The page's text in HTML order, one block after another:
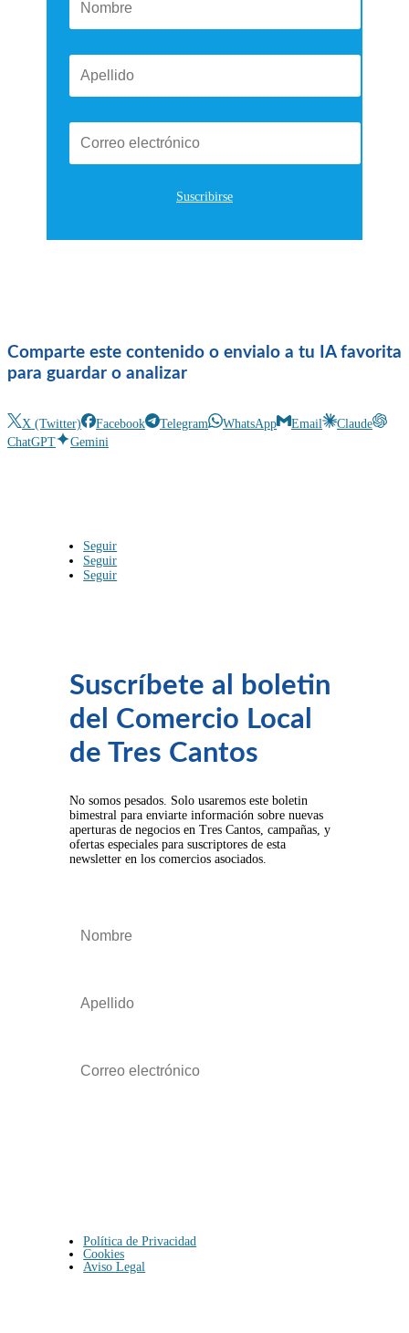
Suscribirse
Comparte este contenido o envialo a tu IA favorita
para guardar o analizar
X (Twitter) Facebook Telegram WhatsApp Email
Claude
ChatGPT
Gemini
Seguir
Seguir
Seguir
Suscríbete al boletin
del Comercio Local
de Tres Cantos
No somos pesados. Solo usaremos este boletin
bimestral para enviarte información sobre nuevas
aperturas de negocios en Tres Cantos, campañas, y
ofertas especiales para suscriptores de esta
newsletter en los comercios asociados.
Política de Privacidad
Cookies
Aviso Legal